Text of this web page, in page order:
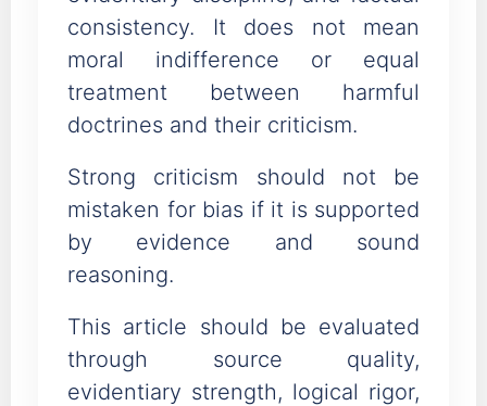
consistency. It does not mean
moral indifference or equal
treatment between harmful
doctrines and their criticism.
Strong criticism should not be
mistaken for bias if it is supported
by evidence and sound
reasoning.
This article should be evaluated
through source quality,
evidentiary strength, logical rigor,